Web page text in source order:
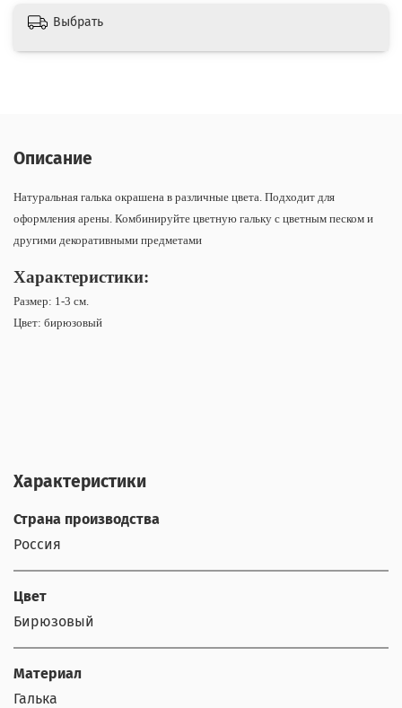
Выбрать
Описание
Натуральная галька окрашена в различные цвета. Подходит для
оформления арены. Комбинируйте цветную гальку с цветным песком и
другими декоративными предметами
Характеристики:
Размер: 1-3 см.
Цвет: бирюзовый
Характеристики
Страна производства
Россия
Цвет
Бирюзовый
Материал
Галька